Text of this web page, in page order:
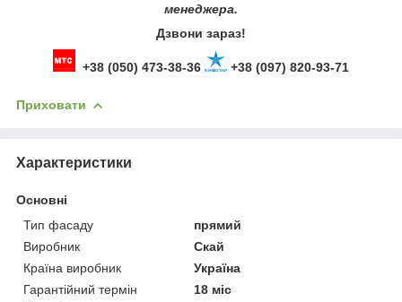
менеджера.
Дзвони зараз!
+38 (050) 473-38-36 +38 (097) 820-93-71
Приховати
Характеристики
Основні
Тип фасаду
прямий
Виробник
Скай
Країна виробник
Україна
Гарантійний термін
18 міс